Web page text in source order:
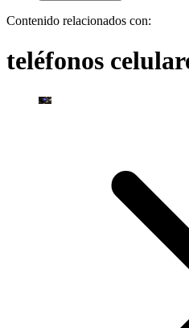
Contenido relacionados con:
teléfonos